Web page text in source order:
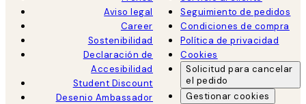
Aviso legal
Career
Sostenibilidad
Declaración de
Accesibilidad
Student Discount
Desenio Ambassador
Seguimiento de pedidos
Condiciones de compra
Política de privacidad
Cookies
Solicitud para cancelar
el pedido
Gestionar cookies